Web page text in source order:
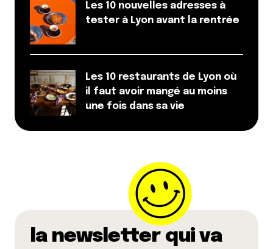
Les 10 nouvelles adresses à
tester à Lyon avant la rentrée
Les 10 restaurants de Lyon où
il faut avoir mangé au moins
une fois dans sa vie
la newsletter qui va